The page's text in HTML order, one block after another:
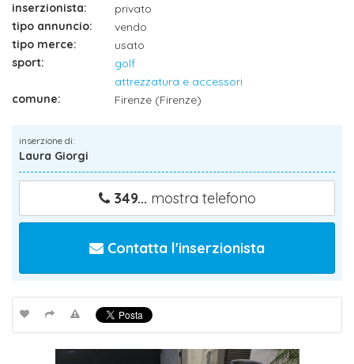
inserzionista:
privato
tipo annuncio:
vendo
tipo merce:
usato
sport:
golf
attrezzatura e accessori
comune:
Firenze (Firenze)
inserzione di:
Laura Giorgi
349... mostra telefono
Contatta l'inserzionista